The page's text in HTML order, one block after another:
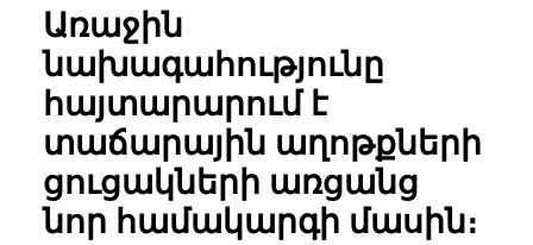
Առաջին
նախագահությունը
հայտարարում է
տաճարային աղոթքների
ցուցակների առցանց
նոր համակարգի մասին։